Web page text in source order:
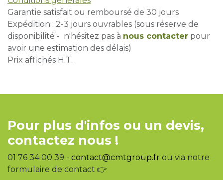
Garantie satisfait ou remboursé de 30 jours
Expédition : 2-3 jours ouvrables (sous réserve de
disponibilité - n'hésitez pas à nous contacter pour
avoir une estimation des délais)
Prix affichés H.T.
Pour plus d'infos ou un devis,
contactez nous !
01 76 34 00 39 - contact@cmtgroup.fr ou via notre
formulaire de contact 👉